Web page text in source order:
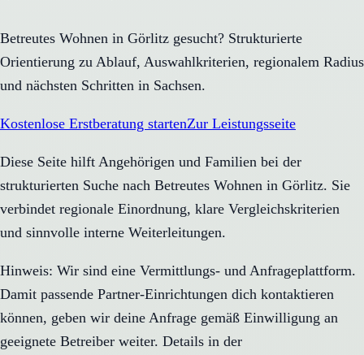
Betreutes Wohnen in Görlitz gesucht? Strukturierte
Orientierung zu Ablauf, Auswahlkriterien, regionalem Radius
und nächsten Schritten in Sachsen.
Kostenlose Erstberatung startenZur Leistungsseite
Diese Seite hilft Angehörigen und Familien bei der
strukturierten Suche nach Betreutes Wohnen in Görlitz. Sie
verbindet regionale Einordnung, klare Vergleichskriterien
und sinnvolle interne Weiterleitungen.
Hinweis: Wir sind eine Vermittlungs- und Anfrageplattform.
Damit passende Partner-Einrichtungen dich kontaktieren
können, geben wir deine Anfrage gemäß Einwilligung an
geeignete Betreiber weiter. Details in der